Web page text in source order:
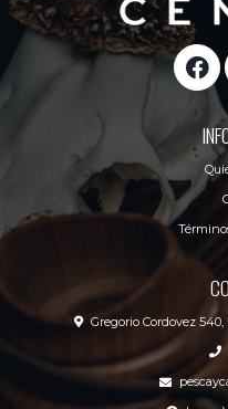
Gregorio Cordovez 540,